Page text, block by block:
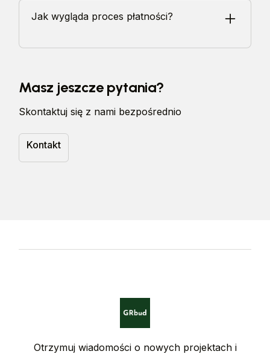
prawidłowe ich zastosowanie przez okres 2 lat.
Jak wygląda proces płatności?
Dokładne warunki ustalamy indywidualnie dla każdego
projektu.
Masz jeszcze pytania?
Skontaktuj się z nami bezpośrednio
Kontakt
Otrzymuj wiadomości o nowych projektach i